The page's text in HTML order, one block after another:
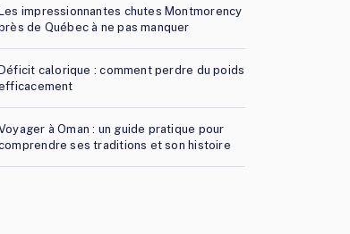
Les impressionnantes chutes Montmorency
de Québec à ne pas manquer
Déficit calorique : comment perdre du poids
à Oman : un guide pratique pour
ses traditions et son histoire